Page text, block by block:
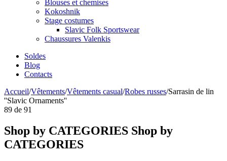
Blouses et chemises
Kokoshnik
Stage costumes
Slavic Folk Sportswear
Chaussures Valenkis
Soldes
Blog
Contacts
Accueil/Vêtements/Vêtements casual/Robes russes/Sarrasin de lin
''Slavic Ornaments''
89 de 91
Shop by CATEGORIES Shop by
CATEGORIES